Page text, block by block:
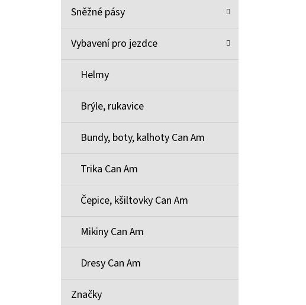
Sněžné pásy
Vybavení pro jezdce
Helmy
Brýle, rukavice
Bundy, boty, kalhoty Can Am
Trika Can Am
Čepice, kšiltovky Can Am
Mikiny Can Am
Dresy Can Am
Značky